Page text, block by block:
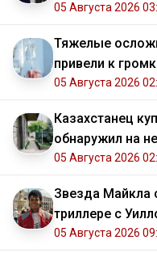
05 Августа 2026
Тяжелые
привели к
05 Августа 2026
Казахстанец
обнаружил на
05 Августа 2026
Звезда Майкла
триллере с
05 Августа 2026